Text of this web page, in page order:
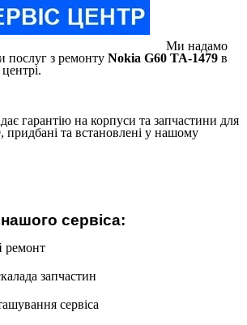
Ми надамо
послуг з ремонту Nokia G60 TA-1479 в
гарантію на корпуси та запчастини для
, придбані та встановлені у нашому
сервіса:
ремонт
запчастин
сервіса